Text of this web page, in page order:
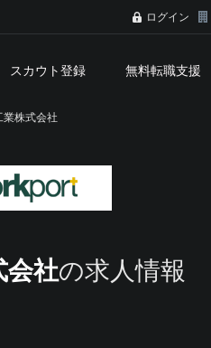
ログイン
スカウト登録 無料転職支援
業株式会社
会社の求人情報